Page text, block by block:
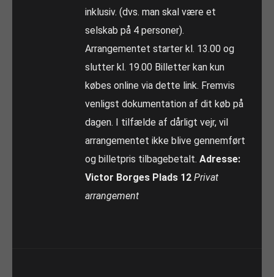
inklusiv. (dvs. man skal være et
selskab på 4 personer).
Arrangementet starter kl. 13.00 og
slutter kl. 19.00 Billetter kan kun
købes online via dette link. Fremvis
venligst dokumentation af dit køb på
dagen. I tilfælde af dårligt vejr, vil
arrangementet ikke blive gennemført
og billetpris tilbagebetalt.Adresse:
Victor Borges Plads 12 Privat
arrangement